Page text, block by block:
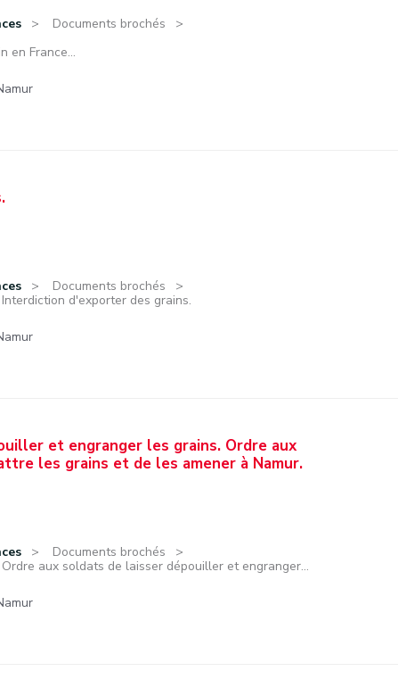
Documents brochés
en France...
Documents brochés
Interdiction d'exporter des grains.
et engranger les grains. Ordre aux
les grains et de les amener à Namur.
Documents brochés
Ordre aux soldats de laisser dépouiller et engranger...